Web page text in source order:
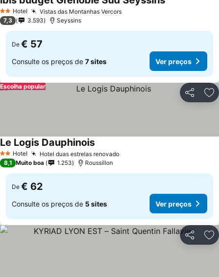
2 Estrelas
Hotel Vistas das Montanhas VercorsVer preços
Ver preços
7,3 3.593 Seyssins
De € 57
Consulte os preços de 7 sites Ver preços
Partilhar
Escolha popular
2 Estrelas
Hotel Hotel duas estrelas renovadoVer preços
Le Logis DauphinoisVer preços
8,1 Muito boa 1.253 Roussillon
De € 62
Consulte os preços de 5 sites Ver preços
Partilhar